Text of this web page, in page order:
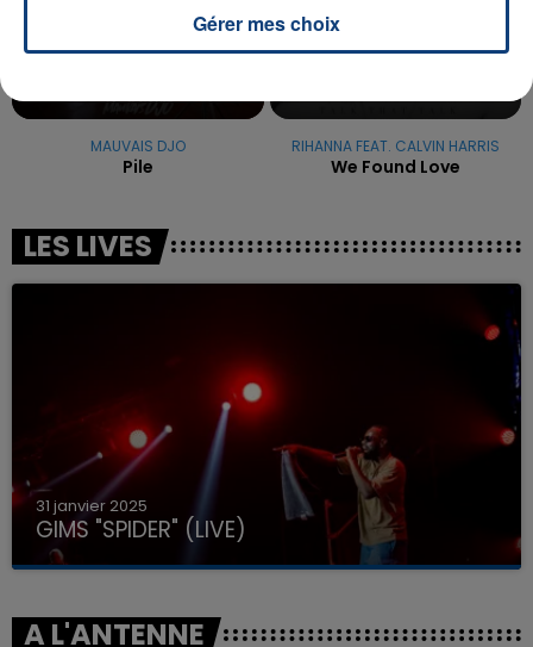
MAUVAIS DJO
Pile
RIHANNA FEAT. CALVIN HARRIS
We Found Love
LES LIVES
31 janvier 2025
GIMS "SPIDER" (LIVE)
A L'ANTENNE
Gérer mes choix